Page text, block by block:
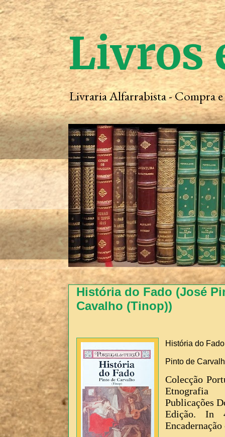
Livros
Livraria Alfarrabista - Compra
História do Fado (José
Cavalho (Tinop))
História do Fado
Pinto de
Colecção
Publicações
Edição. In